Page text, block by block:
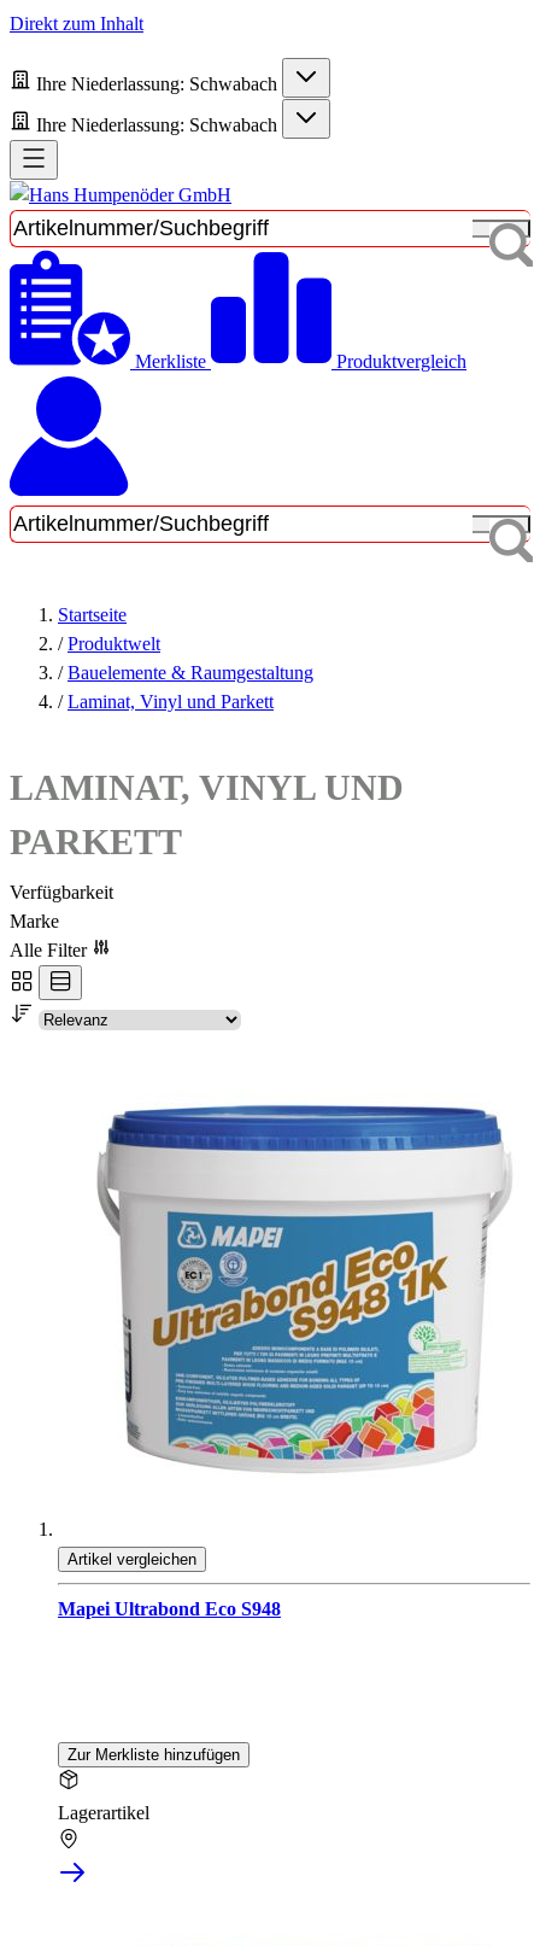
Direkt zum Inhalt
Ihre Niederlassung: Schwabach
Ihre Niederlassung: Schwabach
Merkliste Produktvergleich
Startseite
/ Produktwelt
/ Bauelemente & Raumgestaltung
/ Laminat, Vinyl und Parkett
LAMINAT, VINYL UND
PARKETT
Verfügbarkeit
Marke
Alle Filter
Artikel vergleichen
Mapei Ultrabond Eco S948
Zur Merkliste hinzufügen
Lagerartikel